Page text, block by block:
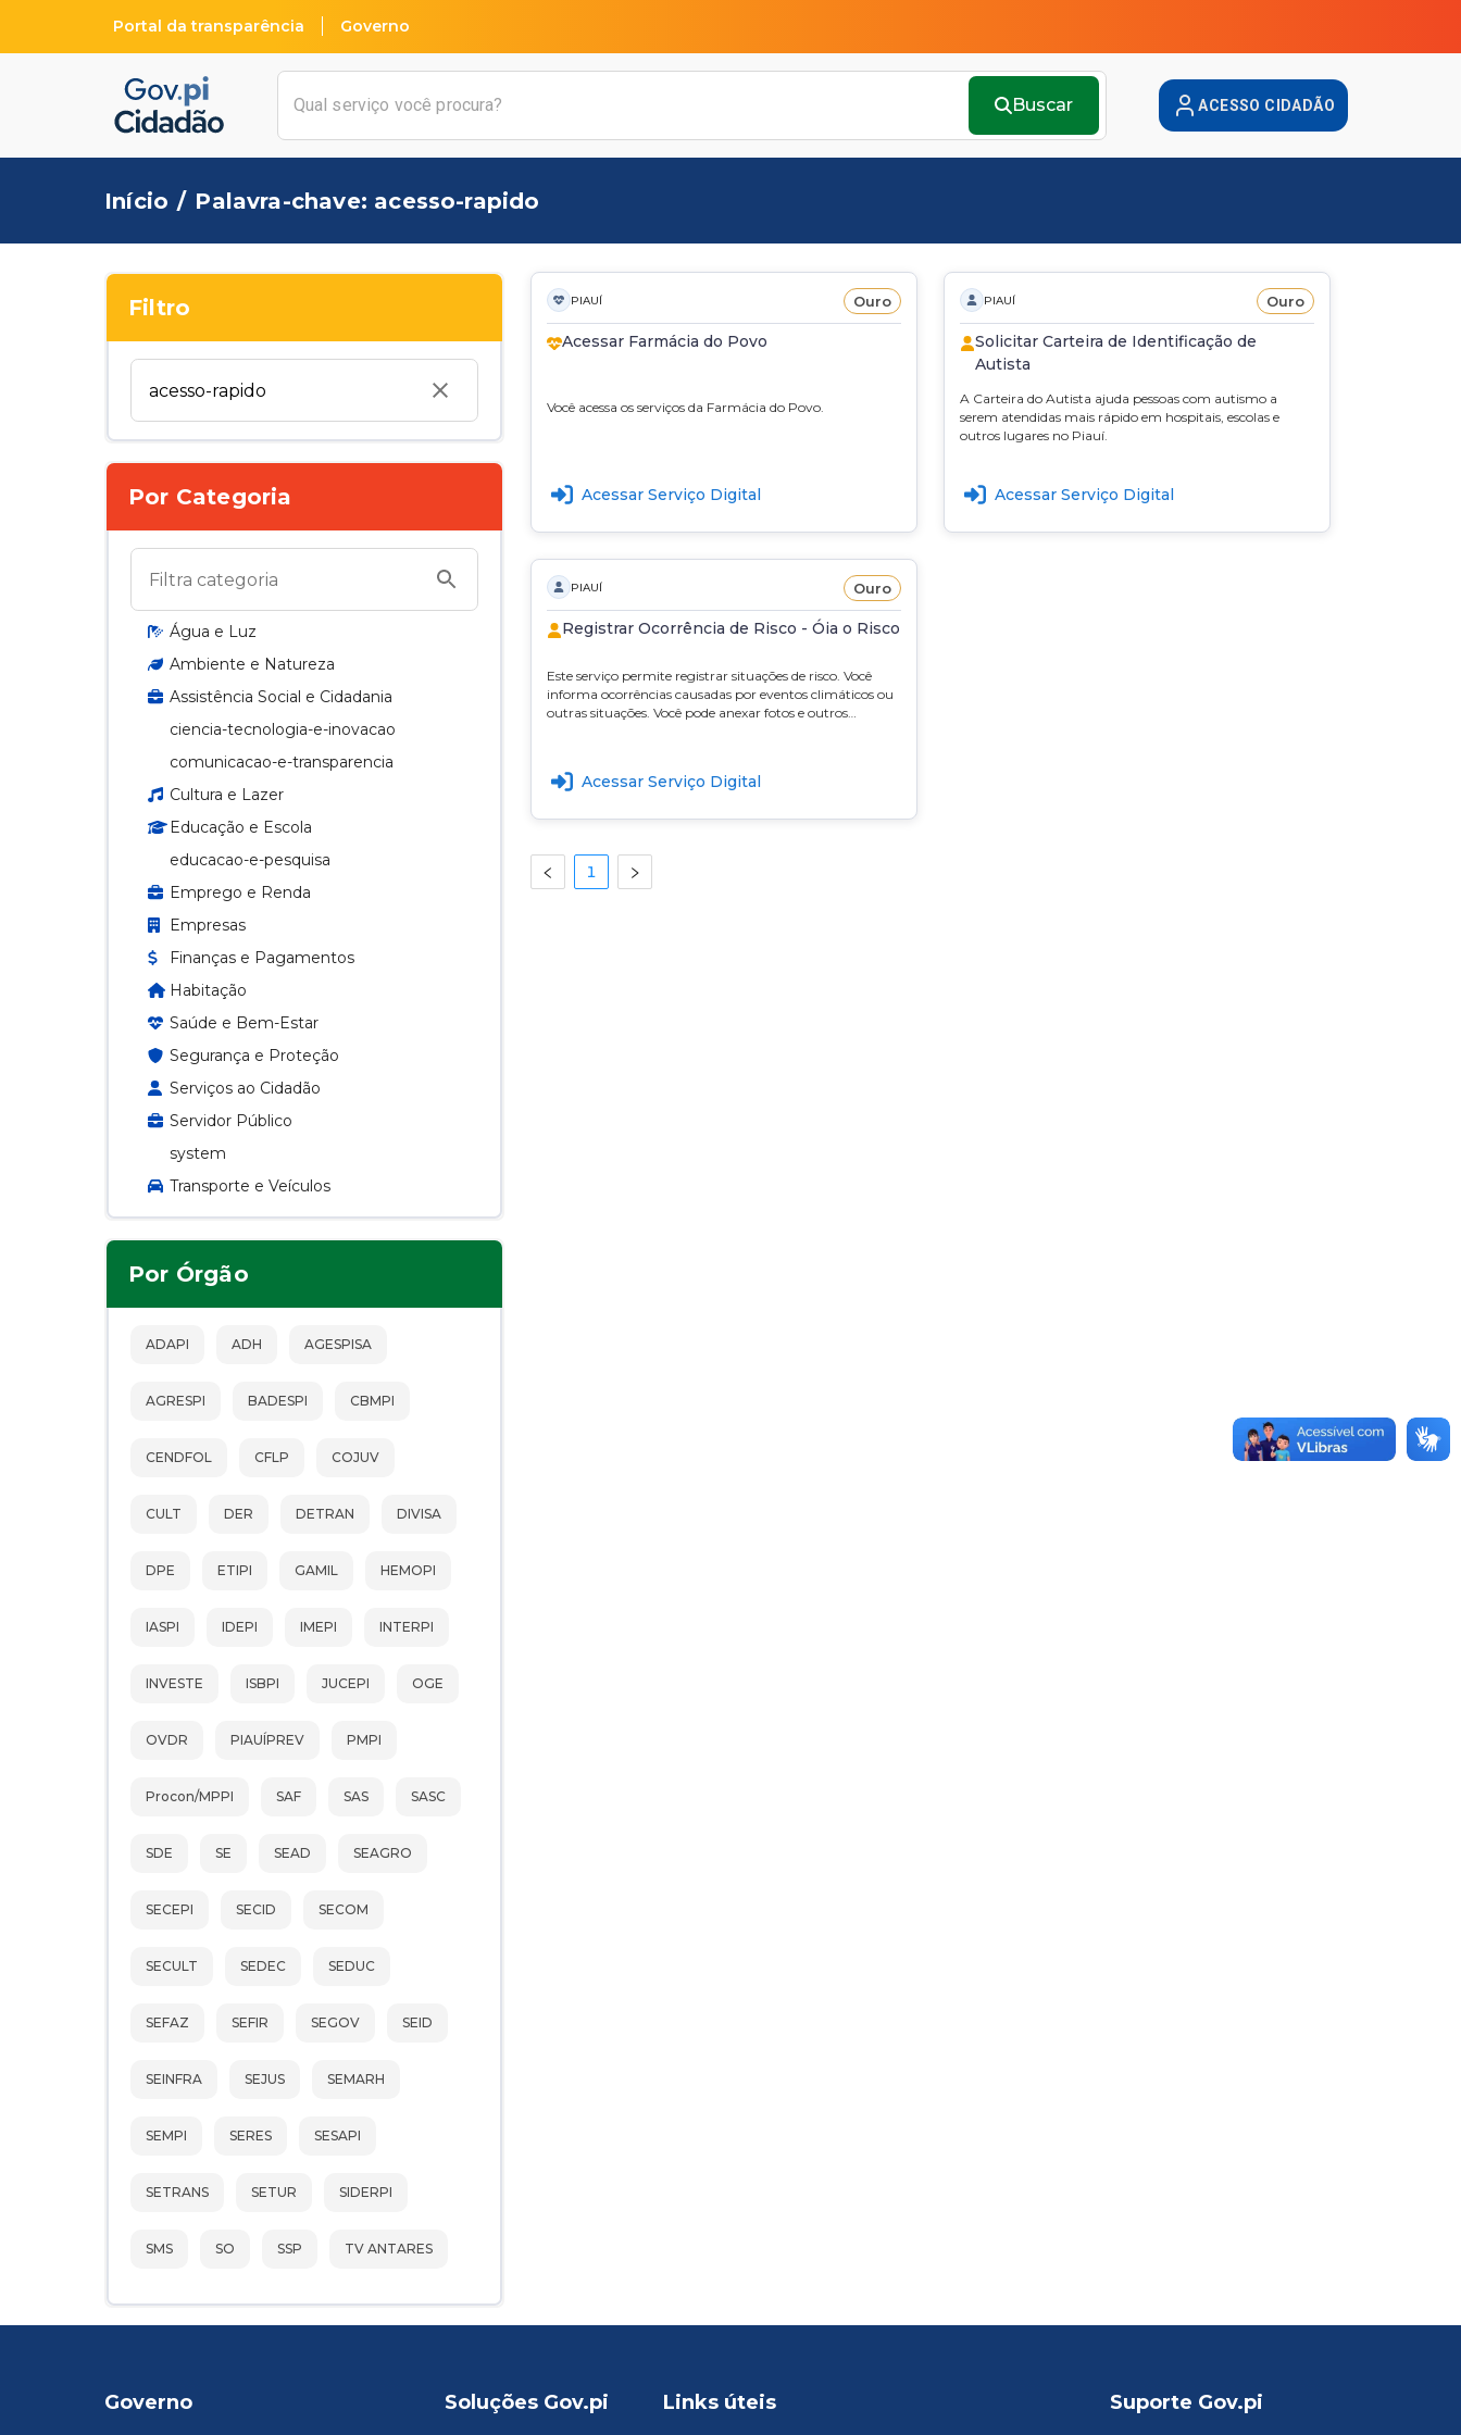
Portal da transparência Governo
Buscar ACESSO CIDADÃO
Início / Palavra-chave: acesso-rapido
Filtro
Por Categoria
Água e Luz
Ambiente e Natureza
Assistência Social e Cidadania
ciencia-tecnologia-e-inovacao
comunicacao-e-transparencia
Cultura e Lazer
Educação e Escola
educacao-e-pesquisa
Emprego e Renda
Empresas
Finanças e Pagamentos
Habitação
Saúde e Bem-Estar
Segurança e Proteção
Serviços ao Cidadão
Servidor Público
system
Transporte e Veículos
Por Órgão
ADAPI ADH AGESPISA
AGRESPI BADESPI CBMPI
CENDFOL CFLP COJUV
CULT DER DETRAN DIVISA
DPE ETIPI GAMIL HEMOPI
IASPI IDEPI IMEPI INTERPI
INVESTE ISBPI JUCEPI OGE
OVDR PIAUÍPREV PMPI
Procon/MPPI SAF SAS SASC
SDE SE SEAD SEAGRO
SECEPI SECID SECOM
SECULT SEDEC SEDUC
SEFAZ SEFIR SEGOV SEID
SEINFRA SEJUS SEMARH
SEMPI SERES SESAPI
SETRANS SETUR SIDERPI
SMS SO SSP TV ANTARES
PIAUÍ Ouro
Acessar Farmácia do Povo
Você acessa os serviços da Farmácia do Povo.
Acessar Serviço Digital
PIAUÍ Ouro
Solicitar Carteira de Identificação de
Autista
A Carteira do Autista ajuda pessoas com autismo a
serem atendidas mais rápido em hospitais, escolas e
outros lugares no Piauí.
Acessar Serviço Digital
PIAUÍ Ouro
Registrar Ocorrência de Risco - Óia o Risco
Este serviço permite registrar situações de risco. Você
informa ocorrências causadas por eventos climáticos ou
outras situações. Você pode anexar fotos e outros
também apoiam ações de prevenção e resposta às
Acessar Serviço Digital
1
Governo Soluções Gov.pi Links úteis Suporte Gov.pi